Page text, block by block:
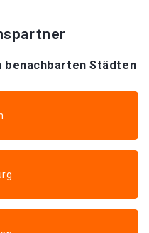
Städten